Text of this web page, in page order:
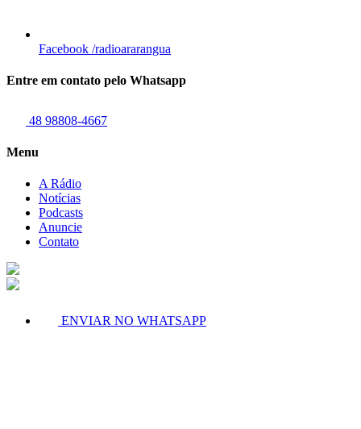
Facebook /radioararangua
Entre em contato pelo Whatsapp
48 98808-4667
Menu
A Rádio
Notícias
Podcasts
Anuncie
Contato
ENVIAR NO WHATSAPP